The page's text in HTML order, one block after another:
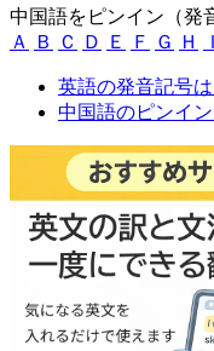
中国語をピンイン（発
Ａ
Ｂ Ｃ Ｄ Ｅ Ｆ Ｇ Ｈ Ｉ
英語の発音記号
中国語のピンイ